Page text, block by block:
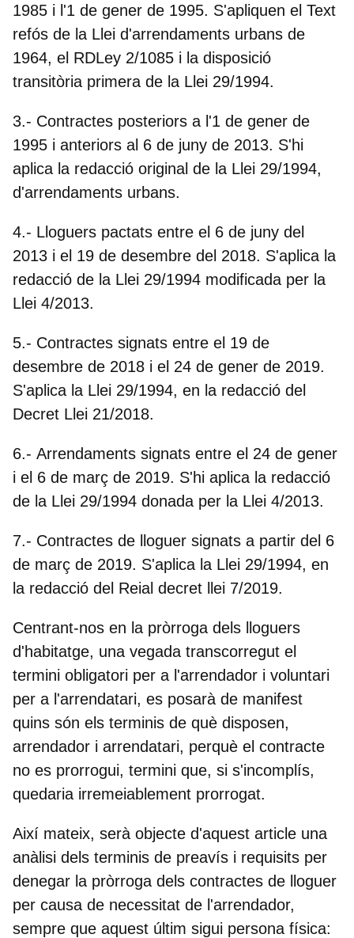
1985 i l'1 de gener de 1995. S'apliquen el Text
refós de la Llei d'arrendaments urbans de
1964, el RDLey 2/1085 i la disposició
transitòria primera de la Llei 29/1994.
3.- Contractes posteriors a l'1 de gener de
1995 i anteriors al 6 de juny de 2013. S'hi
aplica la redacció original de la Llei 29/1994,
d'arrendaments urbans.
4.- Lloguers pactats entre el 6 de juny del
2013 i el 19 de desembre del 2018. S'aplica la
redacció de la Llei 29/1994 modificada per la
Llei 4/2013.
5.- Contractes signats entre el 19 de
desembre de 2018 i el 24 de gener de 2019.
S'aplica la Llei 29/1994, en la redacció del
Decret Llei 21/2018.
6.- Arrendaments signats entre el 24 de gener
i el 6 de març de 2019. S'hi aplica la redacció
de la Llei 29/1994 donada per la Llei 4/2013.
7.- Contractes de lloguer signats a partir del 6
de març de 2019. S'aplica la Llei 29/1994, en
la redacció del Reial decret llei 7/2019.
Centrant-nos en la pròrroga dels lloguers
d'habitatge, una vegada transcorregut el
termini obligatori per a l'arrendador i voluntari
per a l'arrendatari, es posarà de manifest
quins són els terminis de què disposen,
arrendador i arrendatari, perquè el contracte
no es prorrogui, termini que, si s'incomplís,
quedaria irremeiablement prorrogat.
Així mateix, serà objecte d'aquest article una
anàlisi dels terminis de preavís i requisits per
denegar la pròrroga dels contractes de lloguer
per causa de necessitat de l'arrendador,
sempre que aquest últim sigui persona física: